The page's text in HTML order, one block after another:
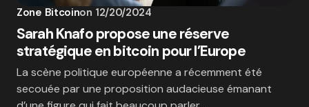
Zone Bitcoinon 12/20/2024
Sarah Knafo propose une réserve
stratégique en bitcoin pour l’Europe
La scène politique européenne a récemment été
secouée par une proposition audacieuse émanant